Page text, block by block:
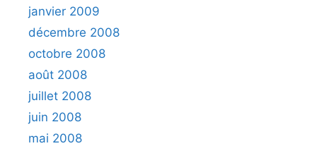
janvier 2009
décembre 2008
octobre 2008
août 2008
juillet 2008
juin 2008
mai 2008